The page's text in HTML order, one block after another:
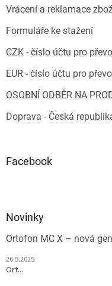
Vrácení a reklamace
Formuláře ke stažení
CZK - číslo účtu pro
EUR - číslo účtu pro
OSOBNÍ ODBĚR NA
Doprava - Česká
Facebook
Novinky
Ortofon MC X – nová
26.5.2025
Ort...